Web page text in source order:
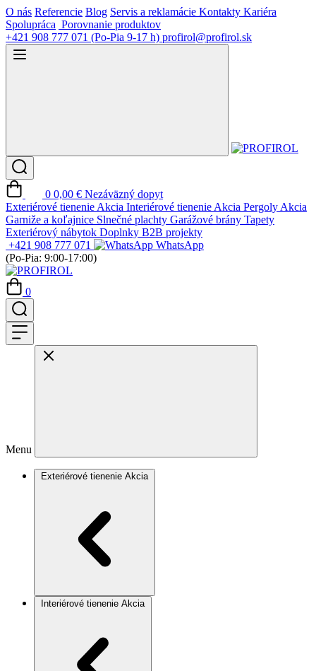
O nás Referencie Blog Servis a reklamácie Kontakty Kariéra
Spolupráca Porovnanie produktov
+421 908 777 071 (Po-Pia 9-17 h) profirol@profirol.sk
0 0,00 € Nezáväzný dopyt
Exteriérové tienenie Akcia Interiérové tienenie Akcia Pergoly Akcia
Garniže a koľajnice Slnečné plachty Garážové brány Tapety
Exteriérový nábytok Doplnky B2B projekty
+421 908 777 071
WhatsApp
(Po-Pia: 9:00-17:00)
0
Menu
Exteriérové tienenie Akcia
Interiérové tienenie Akcia